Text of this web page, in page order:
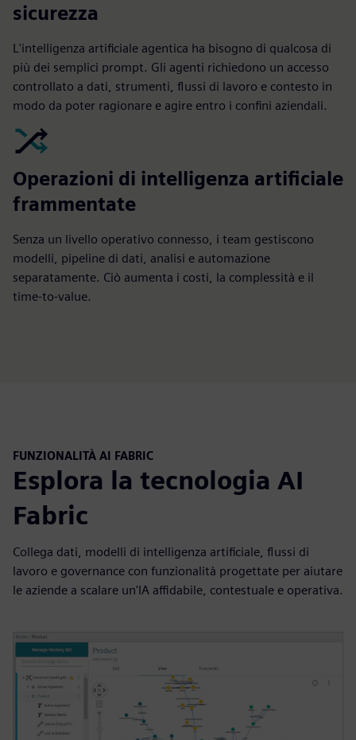
sicurezza
L'intelligenza artificiale agentica ha bisogno di qualcosa di
più dei semplici prompt. Gli agenti richiedono un accesso
controllato a dati, strumenti, flussi di lavoro e contesto in
modo da poter ragionare e agire entro i confini aziendali.
Operazioni di intelligenza artificiale
frammentate
Senza un livello operativo connesso, i team gestiscono
modelli, pipeline di dati, analisi e automazione
separatamente. Ciò aumenta i costi, la complessità e il
time-to-value.
FUNZIONALITÀ AI FABRIC
Esplora la tecnologia AI
Fabric
Collega dati, modelli di intelligenza artificiale, flussi di
lavoro e governance con funzionalità progettate per aiutare
le aziende a scalare un'IA affidabile, contestuale e operativa.